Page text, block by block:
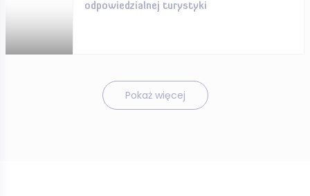
odpowiedzialnej turystyki
Pokaż więcej